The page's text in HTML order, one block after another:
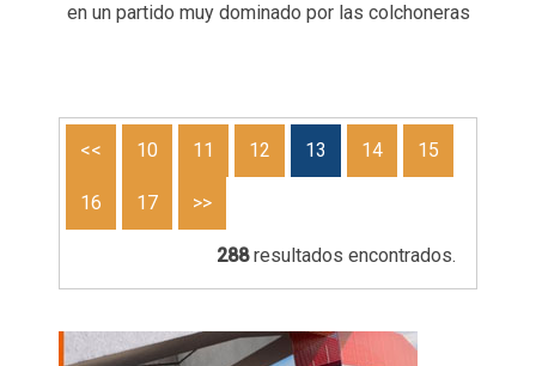
en un partido muy dominado por las colchoneras
<< 10 11 12 13 14 15
16 17 >>
288resultados encontrados.